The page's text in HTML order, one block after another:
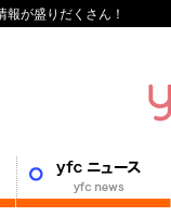
が盛りだくさん！